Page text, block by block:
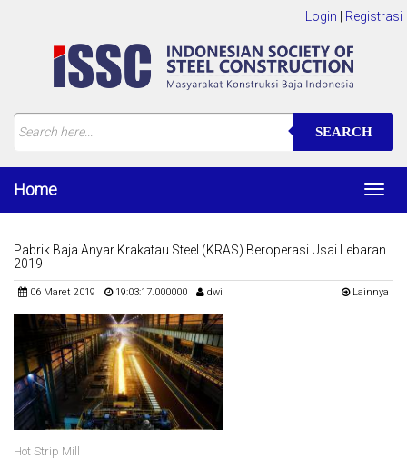
Login Registrasi
SEARCH
Home
Pabrik Baja Anyar Krakatau Steel (KRAS) Beroperasi Usai Lebaran
2019
06 Maret 2019 19:03:17.000000 dwi Lainnya
Hot Strip Mill